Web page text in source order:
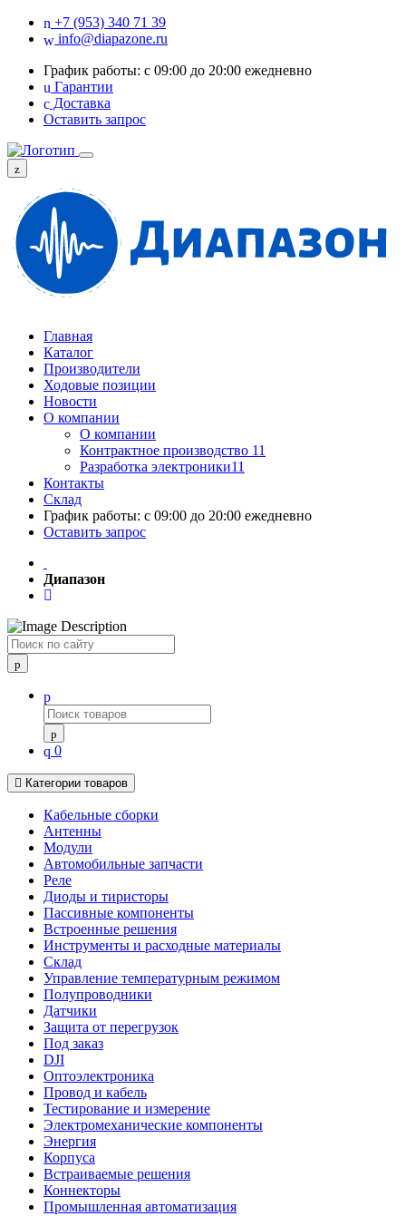
+7 (953) 340 71 39
info@diapazone.ru
График работы: с 09:00 до 20:00 ежедневно
Гарантии
Доставка
Оставить запрос
Главная
Каталог
Производители
Ходовые позиции
Новости
О компании
О компании
Контрактное производство 11
Разработка электроники11
Контакты
Склад
График работы: с 09:00 до 20:00 ежедневно
Оставить запрос
Диапазон
Поиск
0
Категории товаров
Кабельные сборки
Антенны
Модули
Автомобильные запчасти
Реле
Диоды и тиристоры
Пассивные компоненты
Встроенные решения
Инструменты и расходные материалы
Склад
Управление температурным режимом
Полупроводники
Датчики
Защита от перегрузок
Под заказ
DJI
Оптоэлектроника
Провод и кабель
Тестирование и измерение
Электромеханические компоненты
Энергия
Корпуса
Встраиваемые решения
Коннекторы
Промышленная автоматизация